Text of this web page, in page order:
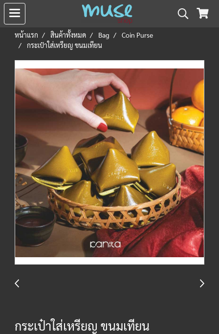
หน้าแรก สินค้าทั้งหมด Bag
Coin Purse
กระเป๋าใส่เหรียญ ขนมเทียน
กระเป๋าใส่เหรียญ ขนมเทียน